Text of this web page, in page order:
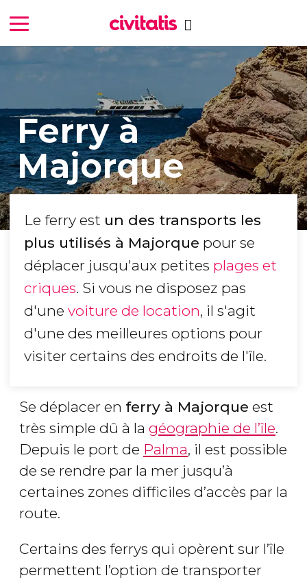
Ferry à
Majorque
Le ferry est un des transports les
plus utilisés à Majorque pour se
déplacer jusqu'aux petites plages et
criques. Si vous ne disposez pas
d'une voiture de location, il s'agit
d'une des meilleures options pour
visiter certains des endroits de l'île.
Se déplacer en ferry à Majorque est
très simple dû à la géographie de l’île.
Depuis le port de Palma, il est possible
de se rendre par la mer jusqu’à
certaines zones difficiles d’accès par la
route.
Certains des ferrys qui opèrent sur l’île
permettent l’option de transporter